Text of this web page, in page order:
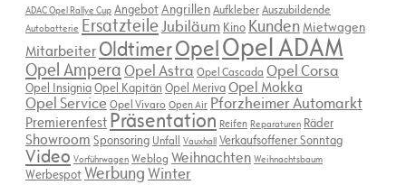
ADAC Opel Rallye Cup AngebotAngrillenAufkleberAuszubildende
Autobatterie ErsatzteileJubiläum Kino KundenMietwagen
Mitarbeiter OldtimerOpelOpel ADAM
Opel AmperaOpel Astra Opel Cascada Opel Corsa
Opel InsigniaOpel Kapitän Opel MerivaOpel Mokka
Opel ServiceOpel Vivaro Open Air Pforzheimer Automarkt
Premierenfest Präsentation Reifen Reparaturen Räder
Showroom Sponsoring Unfall Vauxhall Verkaufsoffener Sonntag
Video Vorführwagen Weblog Weihnachten Weihnachtsbaum
WerbespotWerbungWinter